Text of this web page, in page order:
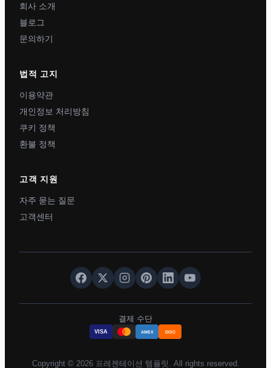
회사 소개
블로그
문의하기
법적 고지
이용약관
개인정보 처리방침
쿠키 정책
환불 정책
고객 지원
자주 묻는 질문
고객센터
결제 수단
VISA AMEX DISC
Copyright © 2026 프레젠테이션 템플릿. All rights reserved.